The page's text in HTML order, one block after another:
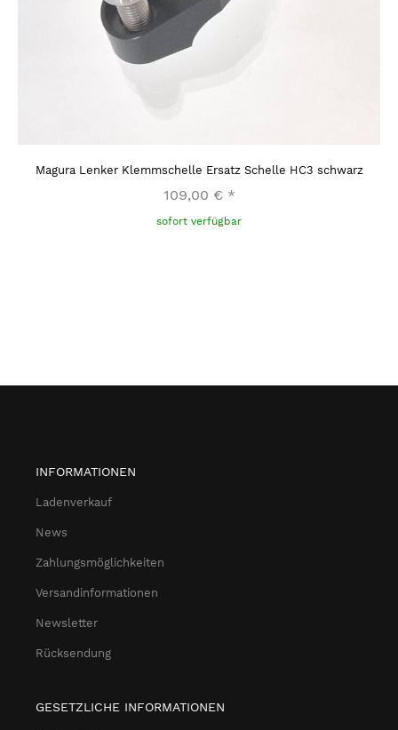
Magura Lenker Klemmschelle Ersatz Schelle HC3 schwarz
109,00 € *
sofort verfügbar
INFORMATIONEN
Ladenverkauf
News
Zahlungsmöglichkeiten
Versandinformationen
Newsletter
Rücksendung
GESETZLICHE INFORMATIONEN